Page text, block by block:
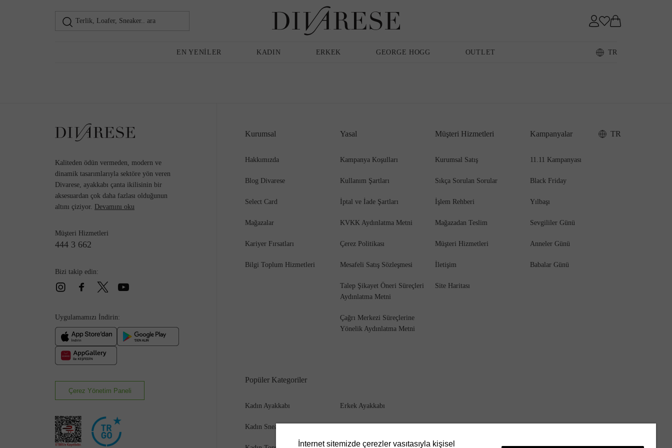
Terlik, Loafer, Sneaker.. ara
EN YENILER KADIN
Babet Espadril
ERKEK
Sneaker Terlik Espadril
GEORGE HOGG OUTLET TR
Kaliteden ödün vermeden, modern ve
dinamik tasarımlarıyla sektöre yön veren
Divarese, ayakkabı çanta ikilisinin bir
aksesuardan çok daha fazlası olduğunun
altını çiziyor. Devamını oku
Müşteri Hizmetleri
444 3 662
Bizi takip edin:
Uygulamamızı İndirin:
Çerez Yönetim Paneli
Kurumsal
Hakkımızda
Blog Divarese
Select Card
Mağazalar
Kariyer Fırsatları
Bilgi Toplum Hizmetleri
Yasal
Kampanya Koşulları
Kullanım Şartları
İptal ve İade Şartları
KVKK Aydınlatma Metni
Çerez Politikası
Mesafeli Satış Sözleşmesi
Talep Şikayet Öneri Süreçleri
Aydınlatma Metni
Çağrı Merkezi Süreçlerine
Yönelik Aydınlatma Metni
Müşteri Hizmetleri
Kurumsal Satış
Sıkça Sorulan Sorular
İşlem Rehberi
Mağazadan Teslim
Müşteri Hizmetleri
İletişim
Site Haritası
Kampanyalar
11.11 Kampanyası
Black Friday
Yılbaşı
Sevgililer Günü
Anneler Günü
Babalar Günü
Popüler Kategoriler
Kadın Ayakkabı
Kadın Sneaker
Erkek Ayakkabı
TR
İnternet sitemizde çerezler vasıtasıyla kişisel